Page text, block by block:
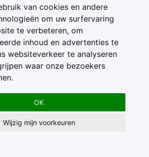
van cookies en andere
om uw surfervaring
te verbeteren, om
inhoud en advertenties te
websiteverkeer te analyseren
waar onze bezoekers
OK
Wijzig mijn voorkeuren